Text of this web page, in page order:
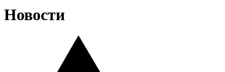
Новости